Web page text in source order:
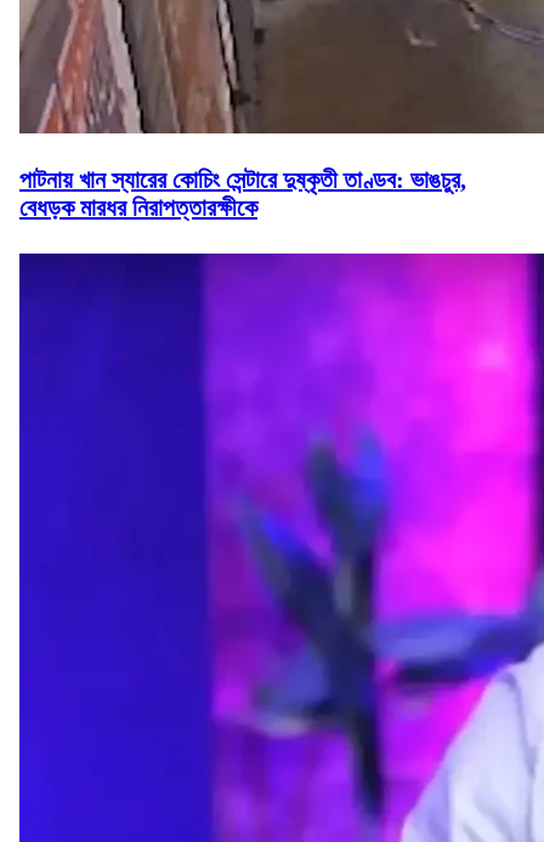
পাটনায় খান স্যারের কোচিং সেন্টারে দুষ্কৃতী তাণ্ডব: ভাঙচুর,
বেধড়ক মারধর নিরাপত্তারক্ষীকে